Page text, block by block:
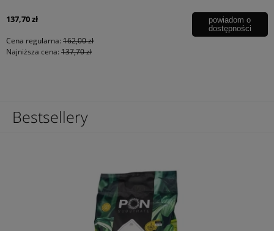
137,70 zł
Cena regularna: 162,00 zł
Najniższa cena: 137,70 zł
powiadom o
dostępności
Bestsellery